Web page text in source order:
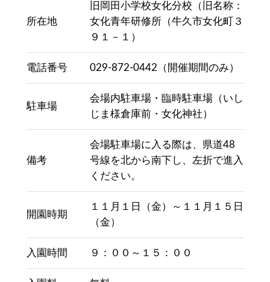
所在地
旧岡田小学校女化分校（旧名称：
女化青年研修所（牛久市女化町３
９１－１）
電話番号 029-872-0442（開催期間のみ）
駐車場
会場内駐車場・臨時駐車場（いし
じま様倉庫前・女化神社）
備考
会場駐車場に入る際は、県道48
号線を北から南下し、左折で進入
ください。
開園時期
１１月１日（金）～１１月１５日
（金）
入園時間 ９：００～１５：００